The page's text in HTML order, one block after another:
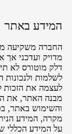
המידע באתר
החברה משקיעה
מדויק ועדכני אך
דלק מוטורס לא
לשלמות ולנכונות
לעצמה את הזכות
מבנה האתר, את
והשימוש באתר,
מקרה, המידע
על המידע הכללי